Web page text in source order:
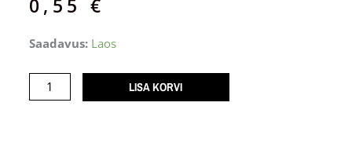
0,55 €
Saadavus: Laos
Supikauss
ümar
1000ml
LISA KORVI